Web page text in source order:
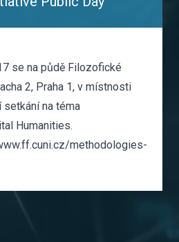
se na půdě Filozofické
2, Praha 1, v místnosti
setkání na téma
Humanities.
methodologies-